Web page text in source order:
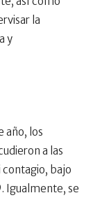
la
y
año, los
a las
bajo
Igualmente, se